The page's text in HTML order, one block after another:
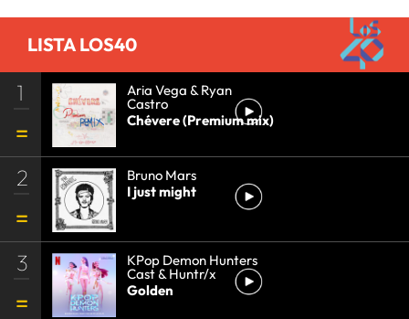
LISTA LOS40
1 Aria Vega & Ryan
Castro
Chévere (Premium mix)
2
Bruno Mars
I just might
3 KPop Demon Hunters
Cast & Huntr/x
Golden